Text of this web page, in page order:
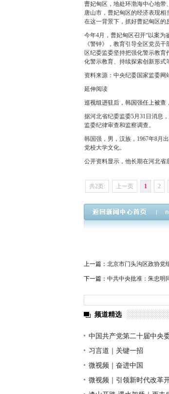
曹妃甸区，地处环渤海中心地带
唐山市，曹妃甸区的经济表现相
在这一背景下，抓好曹妃甸区的
今年4月，曹妃甸区召开“以案为
《警钟》，教育引导全区党员
区纪委监委坚持把强化警示教
化警示教育、持续探索创新形式
资料来源：中央纪委国家监委网
延伸阅读
巡视组进驻后，韩国强任上被查
据河北省纪委监委5月31日消息
监委纪律审查和监察调查。
韩国强，男，汉族，1967年8月
党校大学文化。
公开资料显示，他长期在河北省
共2页: 上一页 1 2
上一篇： 北京市门头沟区政协党
下一篇： 中共中央批准：朱忠明
频道精选
中国共产党第二十届中央
习言道｜关键一招
微视频｜奋进中国
微视频｜引领新时代改革